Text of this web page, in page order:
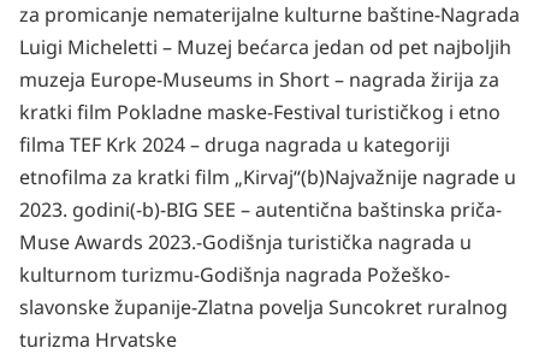
za promicanje nematerijalne kulturne baštine-Nagrada
Luigi Micheletti – Muzej bećarca jedan od pet najboljih
muzeja Europe-Museums in Short – nagrada žirija za
kratki film Pokladne maske-Festival turističkog i etno
filma TEF Krk 2024 – druga nagrada u kategoriji
etnofilma za kratki film „Kirvaj“(b)Najvažnije nagrade u
2023. godini(-b)-BIG SEE – autentična baštinska priča-
Muse Awards 2023.-Godišnja turistička nagrada u
kulturnom turizmu-Godišnja nagrada Požeško-
slavonske županije-Zlatna povelja Suncokret ruralnog
turizma Hrvatske